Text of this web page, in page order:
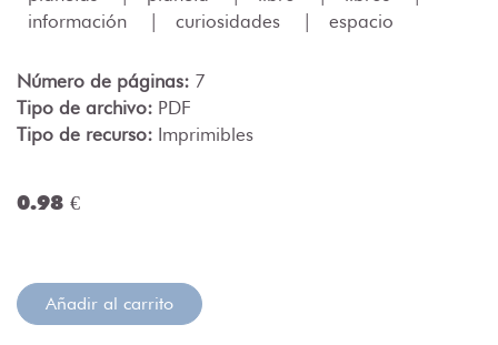
información
| curiosidades | espacio
Número de páginas: 7
Tipo de archivo: PDF
Tipo de recurso: Imprimibles
0.98 €
Añadir al carrito